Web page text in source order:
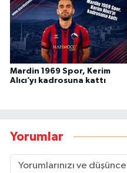
Mardin 1969 Spor, Kerim
Alıcı’yı kadrosuna kattı
Yorumlar